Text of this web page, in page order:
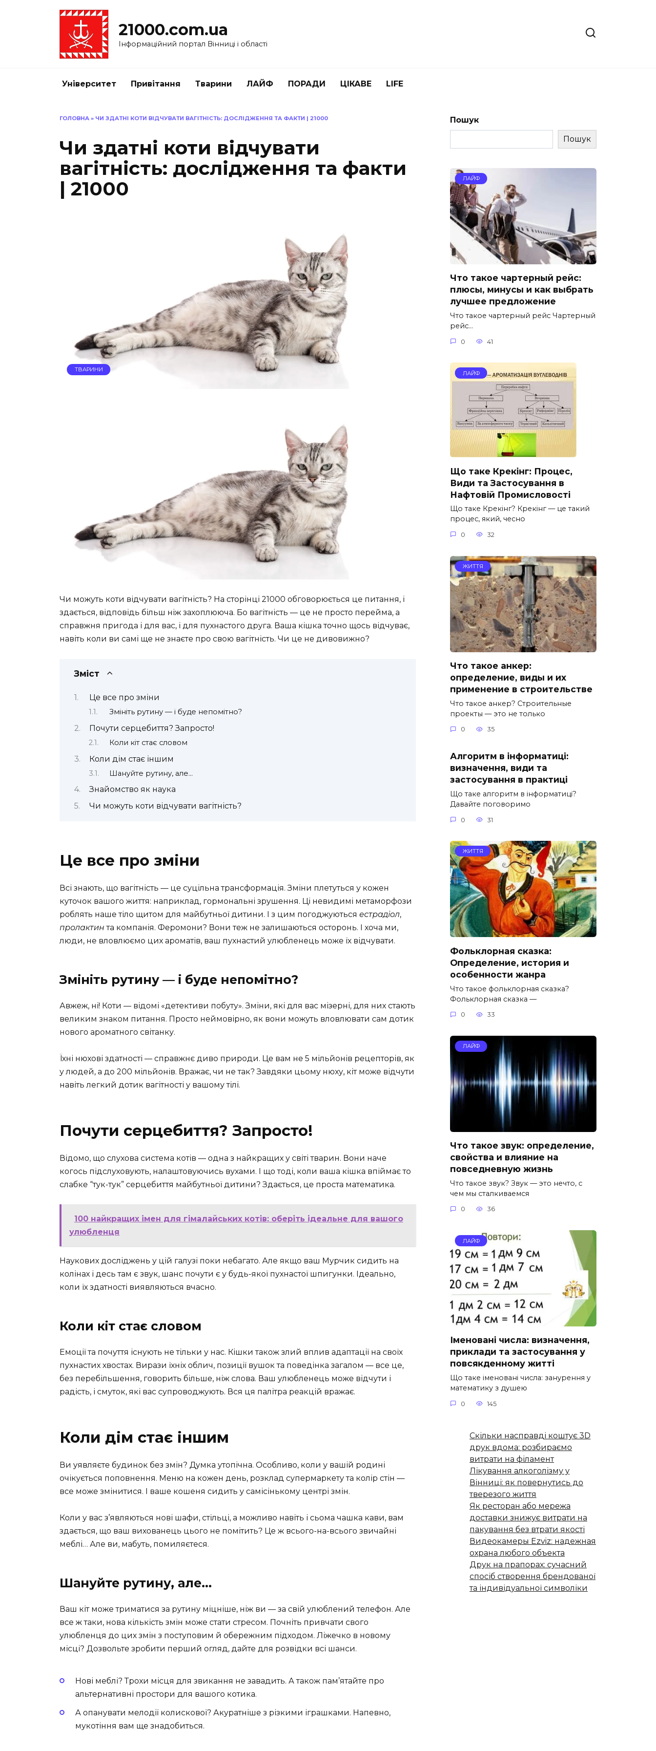
21000.com.ua
Інформаційний портал Вінниці і області
Університет Привітання Тварини ЛАЙФ ПОРАДИ ЦІКАВЕ LIFE
ГОЛОВНА » ЧИ ЗДАТНІ КОТИ ВІДЧУВАТИ ВАГІТНІСТЬ: ДОСЛІДЖЕННЯ ТА ФАКТИ | 21000
Чи здатні коти відчувати
вагітність: дослідження та факти
| 21000
ТВАРИНИ
Чи можуть коти відчувати вагітність? На сторінці 21000 обговорюється це питання, і
здається, відповідь більш ніж захоплююча. Бо вагітність — це не просто перейма, а
справжня пригода і для вас, і для пухнастого друга. Ваша кішка точно щось відчуває,
навіть коли ви самі ще не знаєте про свою вагітність. Чи це не дивовижно?
Зміст
Це все про зміни
Змініть рутину — і буде непомітно?
Почути серцебиття? Запросто!
Коли кіт стає словом
Коли дім стає іншим
Шануйте рутину, але…
Знайомство як наука
Чи можуть коти відчувати вагітність?
Це все про зміни
Всі знають, що вагітність — це суцільна трансформація. Зміни плетуться у кожен
куточок вашого життя: наприклад, гормональні зрушення. Ці невидимі метаморфози
роблять наше тіло щитом для майбутньої дитини. І з цим погоджуються естрадіол,
пролактин та компанія. Феромони? Вони теж не залишаються осторонь. І хоча ми,
люди, не вловлюємо цих ароматів, ваш пухнастий улюбленець може їх відчувати.
Змініть рутину — і буде непомітно?
Авжеж, ні! Коти — відомі «детективи побуту». Зміни, які для вас мізерні, для них стають
великим знаком питання. Просто неймовірно, як вони можуть вловлювати сам дотик
нового ароматного світанку.
Їхні нюхові здатності — справжнє диво природи. Це вам не 5 мільйонів рецепторів, як
у людей, а до 200 мільйонів. Вражає, чи не так? Завдяки цьому нюху, кіт може відчути
навіть легкий дотик вагітності у вашому тілі.
Почути серцебиття? Запросто!
Відомо, що слухова система котів — одна з найкращих у світі тварин. Вони наче
когось підслуховують, налаштовуючись вухами. І що тоді, коли ваша кішка впіймає то
слабке “тук-тук” серцебиття майбутньої дитини? Здається, це проста математика.
100 найкращих імен для гімалайських котів: оберіть ідеальне для вашого
улюбленця
Наукових досліджень у цій галузі поки небагато. Але якщо ваш Мурчик сидить на
колінах і десь там є звук, шанс почути є у будь-якої пухнастої шпигунки. Ідеально,
коли їх здатності виявляються вчасно.
Коли кіт стає словом
Емоції та почуття існують не тільки у нас. Кішки також злий вплив адаптації на своїх
пухнастих хвостах. Вирази їхніх облич, позиції вушок та поведінка загалом — все це,
без перебільшення, говорить більше, ніж слова. Ваш улюбленець може відчути і
радість, і смуток, які вас супроводжують. Вся ця палітра реакцій вражає.
Коли дім стає іншим
Ви уявляєте будинок без змін? Думка утопічна. Особливо, коли у вашій родині
очікується поповнення. Меню на кожен день, розклад супермаркету та колір стін —
все може змінитися. І ваше кошеня сидить у самісінькому центрі змін.
Коли у вас з’являються нові шафи, стільці, а можливо навіть і сьома чашка кави, вам
здається, що ваш вихованець цього не помітить? Це ж всього-на-всього звичайні
меблі… Але ви, мабуть, помиляєтеся.
Шануйте рутину, але…
Ваш кіт може триматися за рутину міцніше, ніж ви — за свій улюблений телефон. Але
все ж таки, нова кількість змін може стати стресом. Почніть привчати свого
улюбленця до цих змін з поступовим й обережним підходом. Ліжечко в новому
місці? Дозвольте зробити перший огляд, дайте для розвідки всі шанси.
Нові меблі? Трохи місця для звикання не завадить. А також пам’ятайте про
альтернативні простори для вашого котика.
А опанувати мелодії колискової? Акуратніше з різкими іграшками. Напевно,
мукотіння вам ще знадобиться.
Пошук
Пошук
ЛАЙФ
Что такое чартерный рейс:
плюсы, минусы и как выбрать
лучшее предложение
Что такое чартерный рейс Чартерный
рейс…
0 41
ЛАЙФ
Що таке Крекінг: Процес,
Види та Застосування в
Нафтовій Промисловості
Що таке Крекінг? Крекінг — це такий
процес, який, чесно
0 32
ЖИТТЯ
Что такое анкер:
определение, виды и их
применение в строительстве
Что такое анкер? Строительные
проекты — это не только
0 35
Алгоритм в інформатиці:
визначення, види та
застосування в практиці
Що таке алгоритм в інформатиці?
Давайте поговоримо
0 31
ЖИТТЯ
Фольклорная сказка:
Определение, история и
особенности жанра
Что такое фольклорная сказка?
Фольклорная сказка —
0 33
ЛАЙФ
Что такое звук: определение,
свойства и влияние на
повседневную жизнь
Что такое звук? Звук — это нечто, с
чем мы сталкиваемся
0 36
ЛАЙФ
Іменовані числа: визначення,
приклади та застосування у
повсякденному житті
Що таке іменовані числа: занурення у
математику з душею
0 145
Скільки насправді коштує 3D
друк вдома: розбираємо
витрати на філамент
Лікування алкоголізму у
Вінниці: як повернутись до
тверезого життя
Як ресторан або мережа
доставки знижує витрати на
пакування без втрати якості
Видеокамеры Ezviz: надежная
охрана любого объекта
Друк на прапорах: сучасний
спосіб створення брендованої
та індивідуальної символіки